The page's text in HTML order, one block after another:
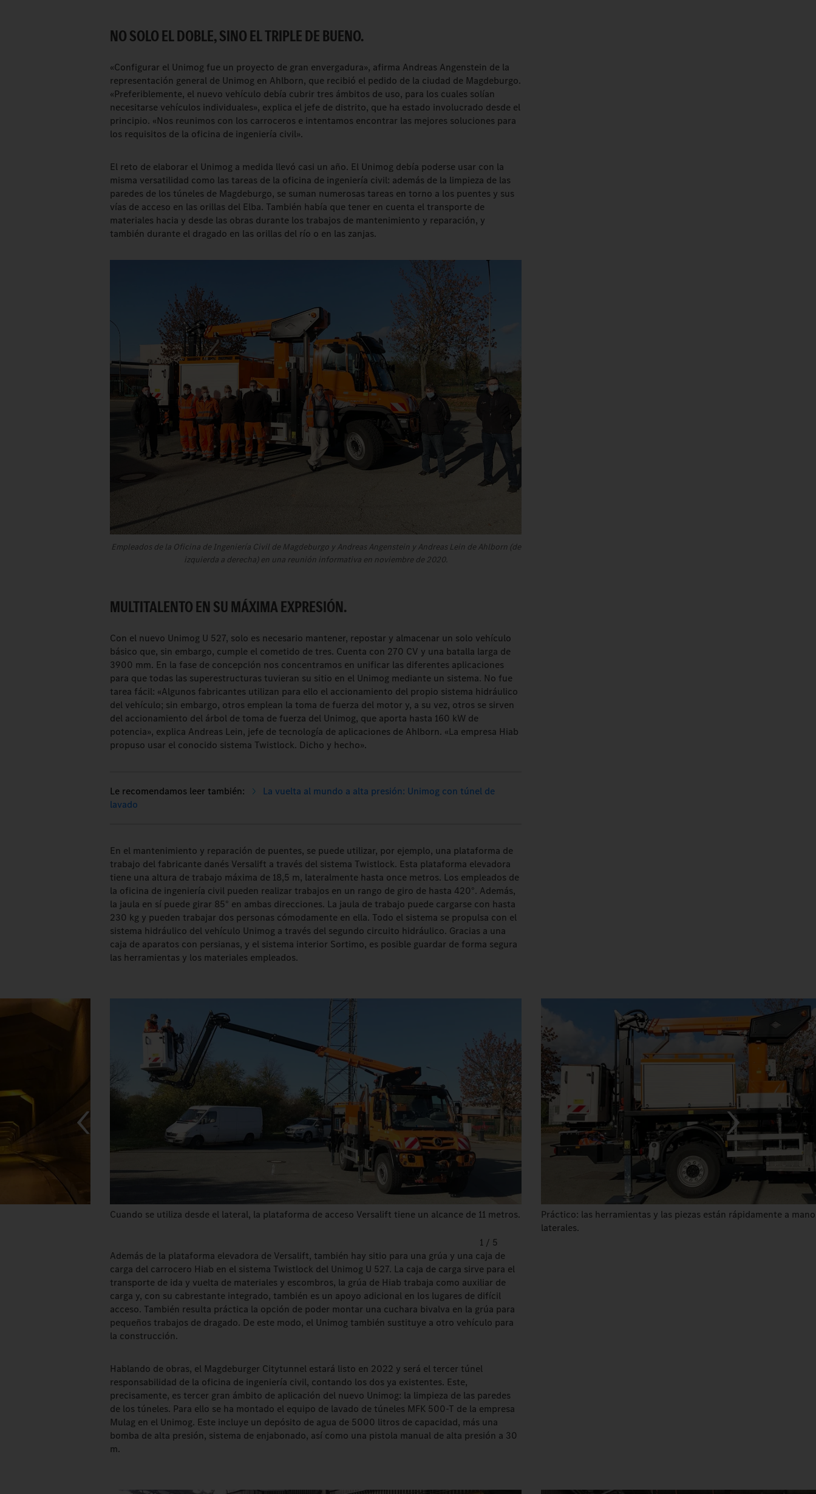
NO SOLO EL DOBLE, SINO EL TRIPLE DE BUENO.
«Configurar el Unimog fue un proyecto de gran envergadura», afirma Andreas Angenstein de la
representación general de Unimog en Ahlborn, que recibió el pedido de la ciudad de Magdeburgo.
«Preferiblemente, el nuevo vehículo debía cubrir tres ámbitos de uso, para los cuales solían
necesitarse vehículos individuales», explica el jefe de distrito, que ha estado involucrado desde el
principio. «Nos reunimos con los carroceros e intentamos encontrar las mejores soluciones para
los requisitos de la oficina de ingeniería civil».
El reto de elaborar el Unimog a medida llevó casi un año. El Unimog debía poderse usar con la
misma versatilidad como las tareas de la oficina de ingeniería civil: además de la limpieza de las
paredes de los túneles de Magdeburgo, se suman numerosas tareas en torno a los puentes y sus
vías de acceso en las orillas del Elba. También había que tener en cuenta el transporte de
materiales hacia y desde las obras durante los trabajos de mantenimiento y reparación, y
también durante el dragado en las orillas del río o en las zanjas.
Empleados de la Oficina de Ingeniería Civil de Magdeburgo y Andreas Angenstein y Andreas Lein de Ahlborn (de
izquierda a derecha) en una reunión informativa en noviembre de 2020.
MULTITALENTO EN SU MÁXIMA EXPRESIÓN.
Con el nuevo Unimog U 527, solo es necesario mantener, repostar y almacenar un solo vehículo
básico que, sin embargo, cumple el cometido de tres. Cuenta con 270 CV y una batalla larga de
3900 mm. En la fase de concepción nos concentramos en unificar las diferentes aplicaciones
para que todas las superestructuras tuvieran su sitio en el Unimog mediante un sistema. No fue
tarea fácil: «Algunos fabricantes utilizan para ello el accionamiento del propio sistema hidráulico
del vehículo; sin embargo, otros emplean la toma de fuerza del motor y, a su vez, otros se sirven
del accionamiento del árbol de toma de fuerza del Unimog, que aporta hasta 160 kW de
potencia», explica Andreas Lein, jefe de tecnología de aplicaciones de Ahlborn. «La empresa Hiab
propuso usar el conocido sistema Twistlock. Dicho y hecho».
La vuelta al mundo a alta presión: Unimog con túnel de
lavado
En el mantenimiento y reparación de puentes, se puede utilizar, por ejemplo, una plataforma de
trabajo del fabricante danés Versalift a través del sistema Twistlock. Esta plataforma elevadora
tiene una altura de trabajo máxima de 18,5 m, lateralmente hasta once metros. Los empleados de
la oficina de ingeniería civil pueden realizar trabajos en un rango de giro de hasta 420°. Además,
la jaula en sí puede girar 85° en ambas direcciones. La jaula de trabajo puede cargarse con hasta
230 kg y pueden trabajar dos personas cómodamente en ella. Todo el sistema se propulsa con el
sistema hidráulico del vehículo Unimog a través del segundo circuito hidráulico. Gracias a una
caja de aparatos con persianas, y el sistema interior Sortimo, es posible guardar de forma segura
las herramientas y los materiales empleados.
Cuando se utiliza desde el lateral, la plataforma de acceso Versalift tiene un alcance de 11 metros.
Práctico: las herramientas y las piezas están rápidamente a
laterales.
1 / 5
Además de la plataforma elevadora de Versalift, también hay sitio para una grúa y una caja de
carga del carrocero Hiab en el sistema Twistlock del Unimog U 527. La caja de carga sirve para el
transporte de ida y vuelta de materiales y escombros, la grúa de Hiab trabaja como auxiliar de
carga y, con su cabrestante integrado, también es un apoyo adicional en los lugares de difícil
acceso. También resulta práctica la opción de poder montar una cuchara bivalva en la grúa para
pequeños trabajos de dragado. De este modo, el Unimog también sustituye a otro vehículo para
la construcción.
Hablando de obras, el Magdeburger Citytunnel estará listo en 2022 y será el tercer túnel
responsabilidad de la oficina de ingeniería civil, contando los dos ya existentes. Este,
precisamente, es tercer gran ámbito de aplicación del nuevo Unimog: la limpieza de las paredes
de los túneles. Para ello se ha montado el equipo de lavado de túneles MFK 500-T de la empresa
Mulag en el Unimog. Este incluye un depósito de agua de 5000 litros de capacidad, más una
bomba de alta presión, sistema de enjabonado, así como una pistola manual de alta presión a 30
m.